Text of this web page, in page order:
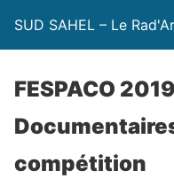
SUD SAHEL – Le
FESPACO
compétition